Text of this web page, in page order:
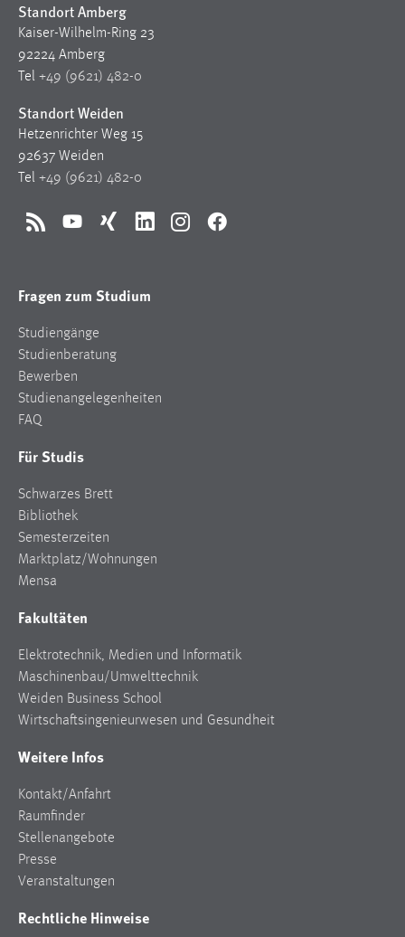
Standort Amberg
Kaiser-Wilhelm-Ring 23
92224 Amberg
Tel +49 (9621) 482-0
Standort Weiden
Hetzenrichter Weg 15
92637 Weiden
Tel +49 (9621) 482-0
RSS YouTubeXing LinkedInInstagramFacebook
Fragen zum Studium
Studiengänge
Studienberatung
Bewerben
Studienangelegenheiten
FAQ
Für Studis
Schwarzes Brett
Bibliothek
Semesterzeiten
Marktplatz/Wohnungen
Mensa
Fakultäten
Elektrotechnik, Medien und Informatik
Maschinenbau/Umwelttechnik
Weiden Business School
Wirtschaftsingenieurwesen und Gesundheit
Weitere Infos
Kontakt/Anfahrt
Raumfinder
Stellenangebote
Presse
Veranstaltungen
Rechtliche Hinweise